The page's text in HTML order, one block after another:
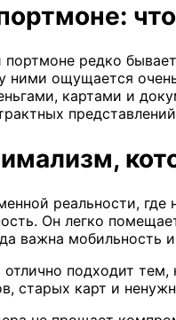
редко
ними ощущается
картами и
реальности, где
Он легко
важна мобильность
подходит
старых карт и